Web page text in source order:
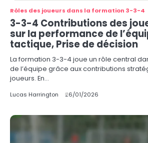
Rôles des joueurs dans la formation 3-3-4
3-3-4 Contributions des
sur la performance de
tactique, Prise de décision
La formation 3-3-4 joue un rôle central
de l’équipe grâce aux contributions
joueurs. En…
Lucas Harrington 26/01/2026